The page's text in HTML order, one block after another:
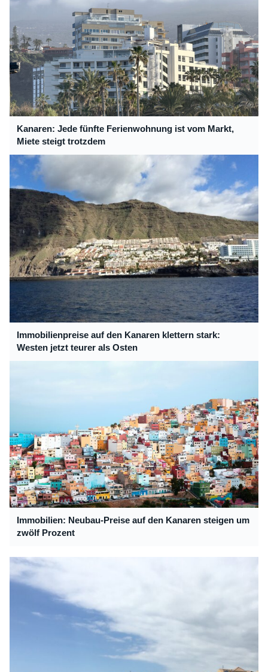
Kanaren: Jede fünfte Ferienwohnung ist vom Markt,
Miete steigt trotzdem
Immobilienpreise auf den Kanaren klettern stark:
Westen jetzt teurer als Osten
Immobilien: Neubau-Preise auf den Kanaren steigen um
zwölf Prozent